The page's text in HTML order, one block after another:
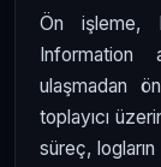
Ön işleme,
Information
ulaşmadan
toplayıcı
süreç,